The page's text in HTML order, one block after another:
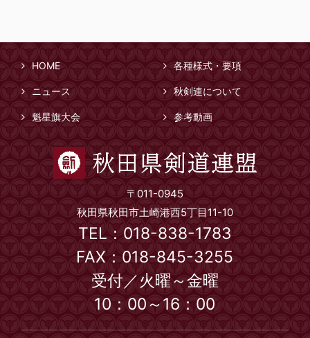
HOME
ニュース
魁星旗大会
各種様式・要項
秋剣連について
参考動画
〒011-0945
秋田県秋田市土崎港西5丁目11-10
TEL：018-838-1783
FAX：018-845-3255
受付／火曜～金曜
10：00～16：00